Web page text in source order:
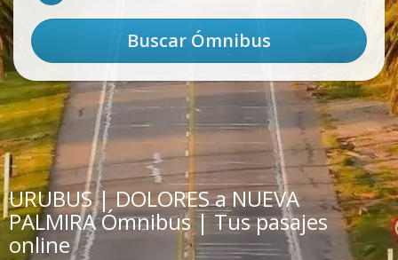
URUBUS | DOLORES a NUEVA
PALMIRA Ómnibus | Tus pasajes
online